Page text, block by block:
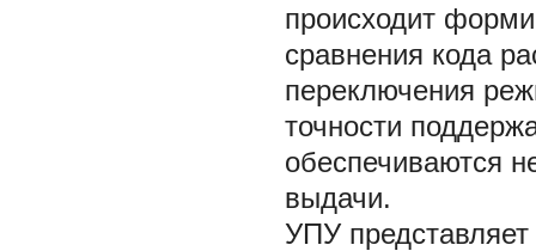
происходит
сравнения кода
переключения
точности
обеспечиваются
выдачи.
УПУ